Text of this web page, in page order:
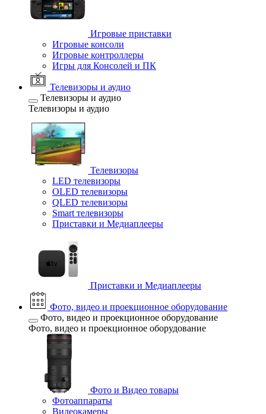
Игровые приставки
Игровые консоли
Игровые контроллеры
Игры для Консолей и ПК
Телевизоры и аудио
Телевизоры и аудио
Телевизоры и аудио
Телевизоры
LED телевизоры
OLED телевизоры
QLED телевизоры
Smart телевизоры
Приставки и Медиаплееры
Приставки и Медиаплееры
Фото, видео и проекционное оборудование
Фото, видео и проекционное оборудование
Фото, видео и проекционное оборудование
Фото и Видео товары
Фотоаппараты
Видеокамеры